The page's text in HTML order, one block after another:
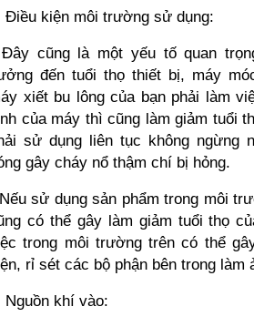
Điều kiện môi trường sử dụng:
cũng là một yếu tố quan
đến tuổi thọ thiết bị, máy
xiết bu lông của bạn phải làm
của máy thì cũng làm giảm tuổi
sử dụng liên tục không ngừng
gây cháy nổ thậm chí bị hỏng.
sử dụng sản phẩm trong môi
có thể gây làm giảm tuổi thọ
trong môi trường trên có thể
rỉ sét các bộ phận bên trong làm
Nguồn khí vào: